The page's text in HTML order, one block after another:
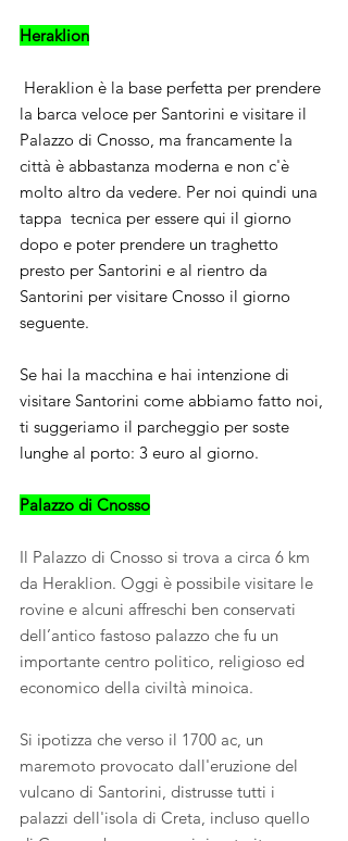
Heraklion
la barca veloce per Santorini e visitare il
Palazzo di Cnosso, ma francamente la
città è abbastanza moderna e non c'è
molto altro da vedere. Per noi quindi una
tappa  tecnica per essere qui il giorno
dopo e poter prendere un traghetto
presto per Santorini e al rientro da
Santorini per visitare Cnosso il giorno
seguente.
Se hai la macchina e hai intenzione di
visitare Santorini come abbiamo fatto noi,
ti suggeriamo il parcheggio per soste
lunghe al porto: 3 euro al giorno.
Palazzo di Cnosso
Il Palazzo di Cnosso si trova a circa 6 km
da Heraklion. Oggi è possibile visitare le
rovine e alcuni affreschi ben conservati
dell’antico fastoso palazzo che fu un
importante centro politico, religioso ed
economico della civiltà minoica.
Si ipotizza che verso il 1700 ac, un
maremoto provocato dall'eruzione del
vulcano di Santorini, distrusse tutti i
palazzi dell'isola di Creta, incluso quello